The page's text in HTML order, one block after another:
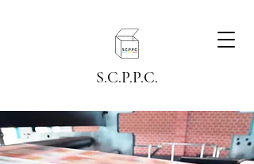
S.C.P.P.C.